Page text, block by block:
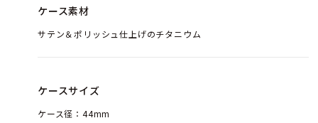
ケース素材
サテン＆ポリッシュ仕上げのチタニウム
ケースサイズ
ケース径：44mm